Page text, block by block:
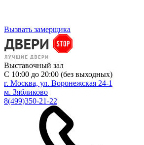
Вызвать замерщика
Выставочный зал
С 10:00 до 20:00 (без выходных)
г. Москва, ул. Воронежская 24-1
м. Зябликово
8(499)350-21-22